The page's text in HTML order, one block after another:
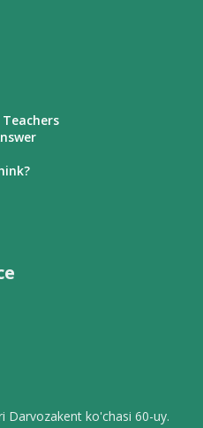
Darvozakent ko'chasi 60-uy.